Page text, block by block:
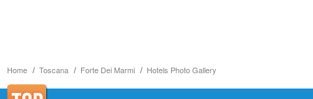
Home Toscana Forte Dei Marmi Hotels Photo Gallery